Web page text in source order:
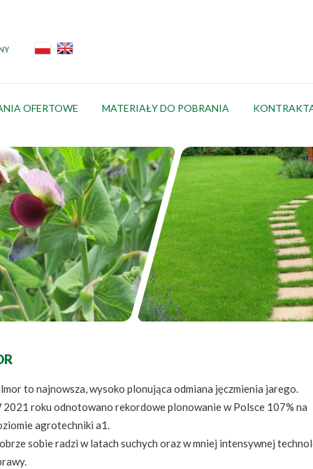
OFERTOWE MATERIAŁY DO POBRANIA
to najnowsza, wysoko plonująca odmiana jęczmienia jarego.
2021 roku odnotowano rekordowe plonowanie w Polsce 107% na
agrotechniki a1.
sobie radzi w latach suchych oraz w mniej intensywnej